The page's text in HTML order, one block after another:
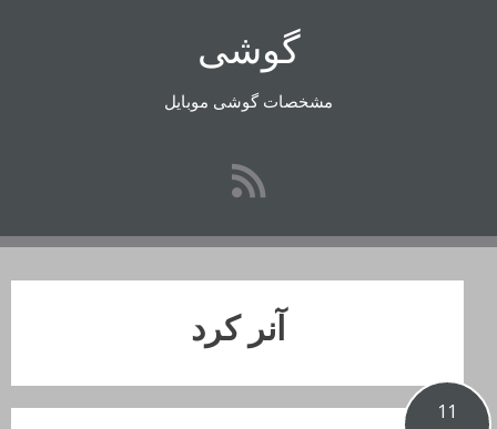
گوشی
مشخصات گوشی موبایل
آنر کرد
11